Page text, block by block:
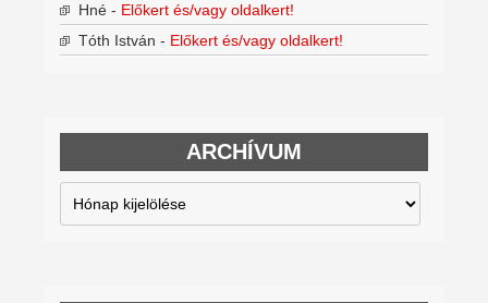
Hné - Előkert és/vagy oldalkert!
Tóth István - Előkert és/vagy oldalkert!
ARCHÍVUM
Archívum